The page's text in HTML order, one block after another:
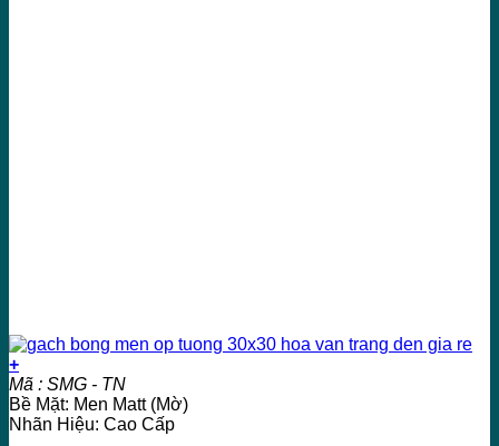
+
Mã : SMG - TN
Bề Mặt: Men Matt (Mờ)
Nhãn Hiệu: Cao Cấp